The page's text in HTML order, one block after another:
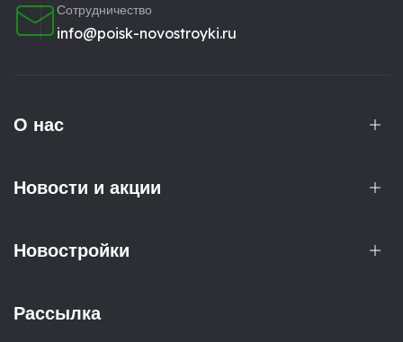
Сотрудничество
info@poisk-novostroyki.ru
О нас
Новости и акции
Новостройки
Рассылка